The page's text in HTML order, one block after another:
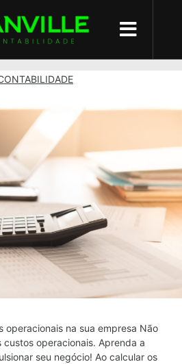
seu negócio
operacionais na sua empresa Não
operacionais. Aprenda a
seu negócio! Ao calcular os